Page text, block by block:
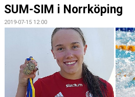
DOKUMENT
SUM-SIM i Norrköping
2019-07-15 12:00